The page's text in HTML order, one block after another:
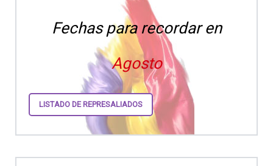
Fechas para recordar en
Agosto
LISTADO DE REPRESALIADOS